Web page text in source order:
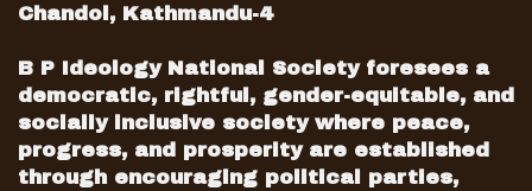
Chandol, Kathmandu-4
B P Ideology National Society foresees a
democratic, rightful, gender-equitable, and
socially inclusive society where peace,
progress, and prosperity are established
through encouraging political parties,